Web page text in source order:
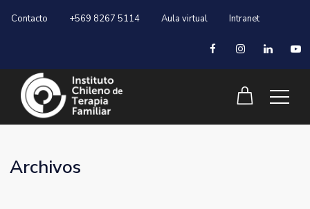
Contacto +569 8267 5114 Aula virtual Intranet
Archivos